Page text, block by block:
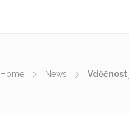
Home News